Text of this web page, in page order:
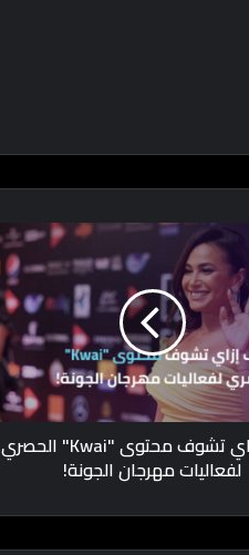
اعرف إزاي تشوف محتوى "Kwai" الحصري
لفعاليات مهرجان الجونة!